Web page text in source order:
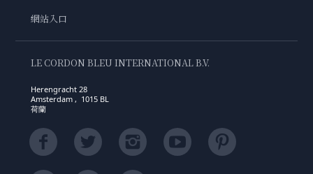
網站入口
LE CORDON BLEU INTERNATIONAL B.V.
Herengracht 28
Amsterdam , 1015 BL
荷蘭